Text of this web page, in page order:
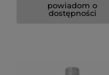
powiadom o
dostępności